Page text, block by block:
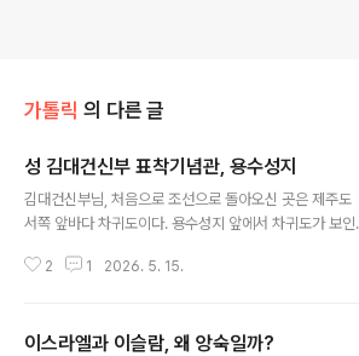
가톨릭 의 다른 글
성 김대건신부 표착기념관, 용수성지
김대건신부님, 처음으로 조선으로 돌아오신 곳은 제주도
서쪽 앞바다 차귀도이다. 용수성지 앞에서 차귀도가 보인
아 죽도(竹島)라고 불렀으나 호종단(胡宗旦) 전설과 관련
려하여 송나라 장수 호종단이 제주도로 건너와 섬의 지맥
2 1 2026. 5. 15.
이스라엘과 이슬람, 왜 앙숙일까?